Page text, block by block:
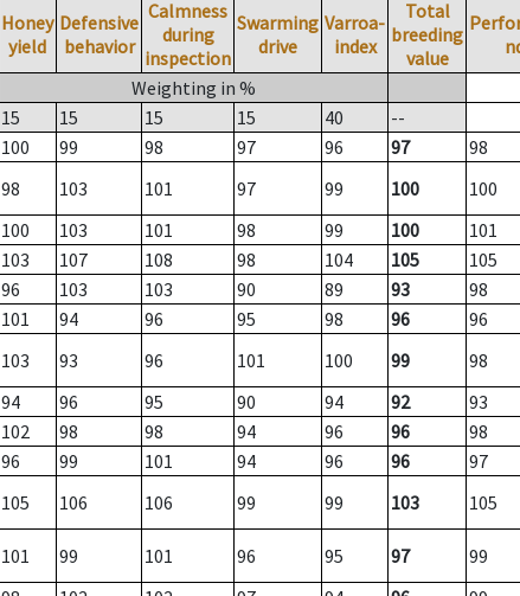
Honey
yield
Defensive
behavior
Calmness
during
inspection
Swarming
drive
Varroa-
index
Total
breeding
value
Weighting in %
15
15 15 15 40
--
100 99 98 97 96 97
98
98 103 101 97 99 100
100
100 103 101 98 99 100
101
103 107 108 98 104 105
105
96 103 103 90 89 93
98
101 94 96 95 98 96
96
103 93 96 101 100 99
98
94 96 95 90 94 92
93
102 98 98 94 96 96
98
96 99 101 94 96 96
97
105 106 106 99 99 103 105
101 99 101 96 95 97
99